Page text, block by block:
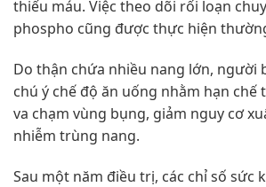
thiếu máu. Việc theo dõi rối loạn
phospho cũng được thực hiện
Do thận chứa nhiều nang lớn, người
chú ý chế độ ăn uống nhằm hạn chế
va chạm vùng bụng, giảm nguy cơ
nhiễm trùng nang.
Sau một năm điều trị, các chỉ số sức